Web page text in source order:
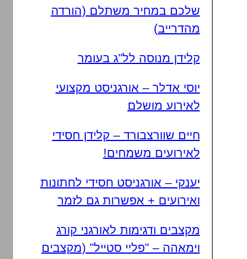
שלכם במחיר משתלם (הורדה
מהדרייב)
קלידן מנוסה לל"ג בעומר
יוסי אדלר – אורגניסט מקצועי
לאירוע מושלם
חיים שוורצבורד – קלידן חסידי
לאירועים משמחים!
יענקי – אורגניסט חסידי לחתונות
ואירועים + אפשרות גם לזמר
מקצבים ודגימות לאורגני קורג
וימאהה – "פליי סטייל" (מקצבים